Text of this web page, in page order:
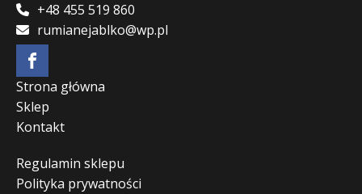
+48 455 519 860
rumianejablko@wp.pl
Strona główna
Sklep
Kontakt
Regulamin sklepu
Polityka prywatności